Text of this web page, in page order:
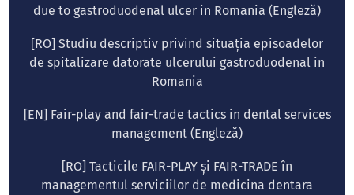
due to gastroduodenal ulcer in Romania (Engleză)
[RO] Studiu descriptiv privind situația episoadelor
de spitalizare datorate ulcerului gastroduodenal in
Romania
[EN] Fair-play and fair-trade tactics in dental services
management (Engleză)
[RO] Tacticile FAIR-PLAY și FAIR-TRADE în
managementul serviciilor de medicina dentara